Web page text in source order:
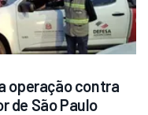
operação contra
de São Paulo